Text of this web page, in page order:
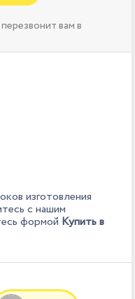
вам в
изготовления
с нашим
формой Купить в